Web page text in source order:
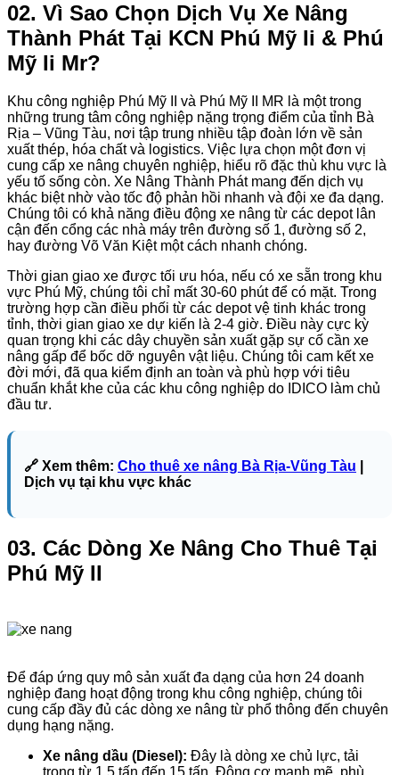
02. Vì Sao Chọn Dịch Vụ Xe Nâng
Thành Phát Tại KCN Phú Mỹ Ii & Phú
Mỹ Ii Mr?
Khu công nghiệp Phú Mỹ II và Phú Mỹ II MR là một trong
những trung tâm công nghiệp nặng trọng điểm của tỉnh Bà
Rịa – Vũng Tàu, nơi tập trung nhiều tập đoàn lớn về sản
xuất thép, hóa chất và logistics. Việc lựa chọn một đơn vị
cung cấp xe nâng chuyên nghiệp, hiểu rõ đặc thù khu vực là
yếu tố sống còn. Xe Nâng Thành Phát mang đến dịch vụ
khác biệt nhờ vào tốc độ phản hồi nhanh và đội xe đa dạng.
Chúng tôi có khả năng điều động xe nâng từ các depot lân
cận đến cổng các nhà máy trên đường số 1, đường số 2,
hay đường Võ Văn Kiệt một cách nhanh chóng.
Thời gian giao xe được tối ưu hóa, nếu có xe sẵn trong khu
vực Phú Mỹ, chúng tôi chỉ mất 30-60 phút để có mặt. Trong
trường hợp cần điều phối từ các depot vệ tinh khác trong
tỉnh, thời gian giao xe dự kiến là 2-4 giờ. Điều này cực kỳ
quan trọng khi các dây chuyền sản xuất gặp sự cố cần xe
nâng gấp để bốc dỡ nguyên vật liệu. Chúng tôi cam kết xe
đời mới, đã qua kiểm định an toàn và phù hợp với tiêu
chuẩn khắt khe của các khu công nghiệp do IDICO làm chủ
đầu tư.
🔗 Xem thêm: Cho thuê xe nâng Bà Rịa-Vũng Tàu
Dịch vụ tại khu vực khác
03. Các Dòng Xe Nâng Cho Thuê Tại
Phú Mỹ II
Để đáp ứng quy mô sản xuất đa dạng của hơn 24 doanh
nghiệp đang hoạt động trong khu công nghiệp, chúng tôi
cung cấp đầy đủ các dòng xe nâng từ phổ thông đến chuyên
dụng hạng nặng.
Xe nâng dầu (Diesel): Đây là dòng xe chủ lực, tải
trọng từ 1.5 tấn đến 15 tấn. Động cơ mạnh mẽ, phù